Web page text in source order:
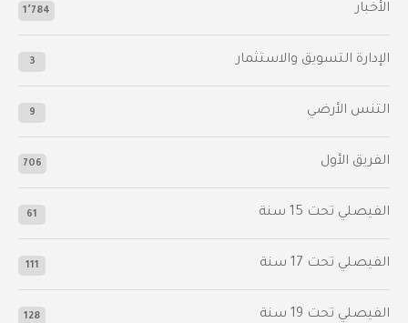
الأخبار 1٬784
الإدارة التسويق والاستثمار 3
التنس الأرضي 9
الفريق الأول 706
الفيصلي‬⁩ تحت 15 سنة 61
‫الفيصلي‬⁩ تحت 17 سنة 111
الفيصلي‬⁩ تحت 19 سنة 128